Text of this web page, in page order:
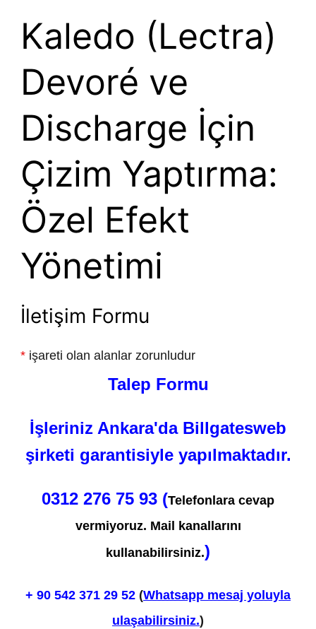
Kaledo (Lectra)
Devoré ve
Discharge İçin
Çizim Yaptırma:
Özel Efekt
Yönetimi
İletişim Formu
* işareti olan alanlar zorunludur
Talep Formu
İşleriniz Ankara'da Billgatesweb
şirketi garantisiyle yapılmaktadır.
0312 276 75 93 (Telefonlara cevap
vermiyoruz. Mail kanallarını
kullanabilirsiniz.)
+ 90 542 371 29 52 (Whatsapp mesaj yoluyla
ulaşabilirsiniz.)